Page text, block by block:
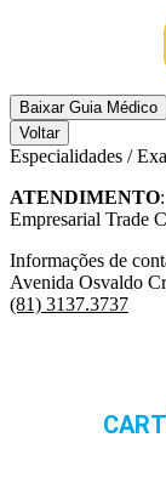
Baixar Guia Médico
Voltar
Especialidades /
ATENDIMENTO:
Empresarial Trade
Informações de
Avenida Osvaldo
(81) 3137.3737